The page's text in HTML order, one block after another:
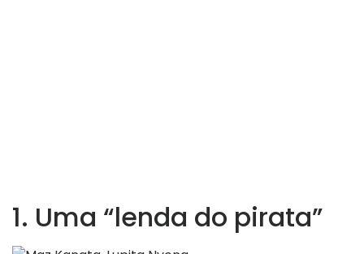
1. Uma “lenda do pirata”